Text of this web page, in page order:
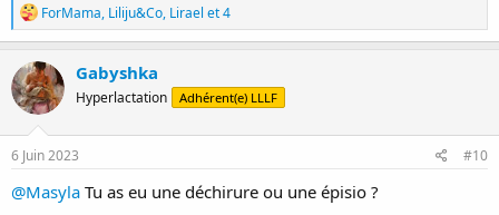
R
é
a
c
t
i
o
n
s
ForMama, Liliju&Co, Lirael et 4
Gabyshka
Hyperlactation Adhérent(e) LLLF
6 Juin 2023 #10
@Masyla Tu as eu une déchirure ou une épisio ?